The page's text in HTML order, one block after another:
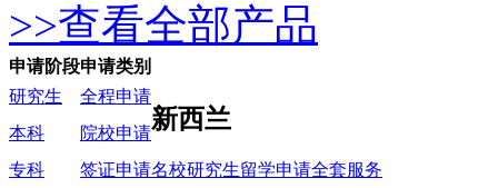
>>查看全部产品
申请阶段申请类别
研究生
全程申请
新西兰
名校研究生留学申请全套服务
本科
院校申请
专科
签证申请